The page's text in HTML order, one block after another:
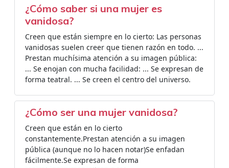
¿Cómo saber si una mujer es
vanidosa?
Creen que están siempre en lo cierto: Las personas
vanidosas suelen creer que tienen razón en todo. ...
Prestan muchísima atención a su imagen pública:
... Se enojan con mucha facilidad: ... Se expresan de
forma teatral. ... Se creen el centro del universo.
¿Cómo ser una mujer vanidosa?
Creen que están en lo cierto
constantemente.Prestan atención a su imagen
pública (aunque no lo hacen notar)Se enfadan
fácilmente.Se expresan de forma